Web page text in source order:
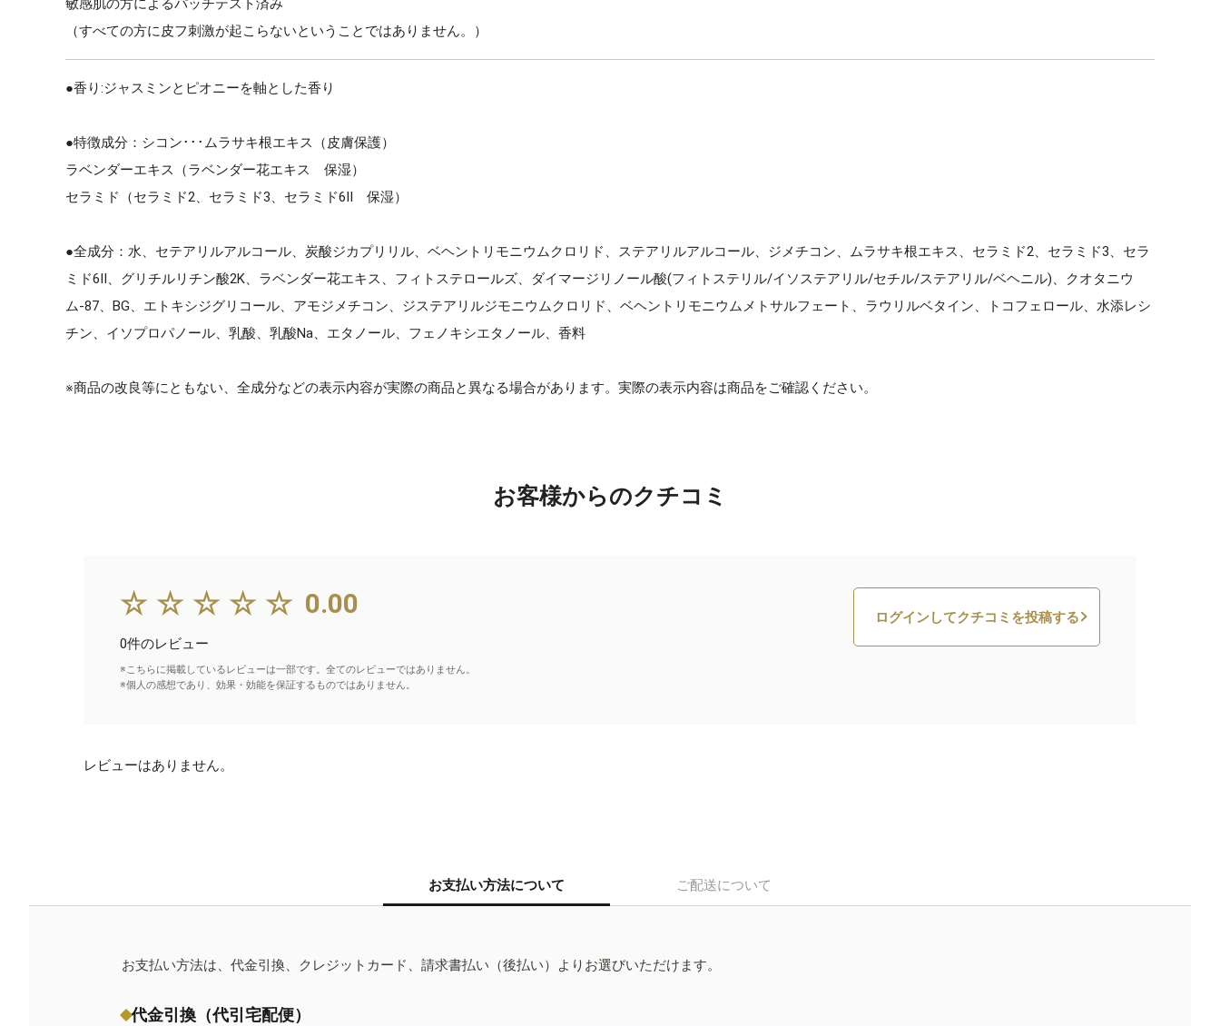
敏感肌の方によるパッチテスト済み
（すべての方に皮フ刺激が起こらないということではありません。）
●香り:ジャスミンとピオニーを軸とした香り
●特徴成分：シコン･･･ムラサキ根エキス（皮膚保護）
ラベンダーエキス（ラベンダー花エキス 保湿）
セラミド（セラミド2、セラミド3、セラミド6Ⅱ 保湿）
●全成分：水、セテアリルアルコール、炭酸ジカプリリル、ベヘントリモニウムクロリド、ステアリルアルコール、ジメチコン、ムラサキ根エキス、セラミド2、セラミド3、セラ
ミド6Ⅱ、グリチルリチン酸2K、ラベンダー花エキス、フィトステロールズ、ダイマージリノール酸(フィトステリル/イソステアリル/セチル/ステアリル/ベヘニル)、クオタニウ
ム-87、BG、エトキシジグリコール、アモジメチコン、ジステアリルジモニウムクロリド、ベヘントリモニウムメトサルフェート、ラウリルベタイン、トコフェロール、水添レシ
チン、イソプロパノール、乳酸、乳酸Na、エタノール、フェノキシエタノール、香料
※商品の改良等にともない、全成分などの表示内容が実際の商品と異なる場合があります。実際の表示内容は商品をご確認ください。
お客様からのクチコミ
☆☆☆☆☆ 0.00
0件のレビュー
※こちらに掲載しているレビューは一部です。全てのレビューではありません。
※個人の感想であり、効果・効能を保証するものではありません。
ログインしてクチコミを投稿する
レビューはありません。
お支払い方法について ご配送について
お支払い方法は、代金引換、クレジットカード、請求書払い（後払い）よりお選びいただけます。
代金引換（代引宅配便）